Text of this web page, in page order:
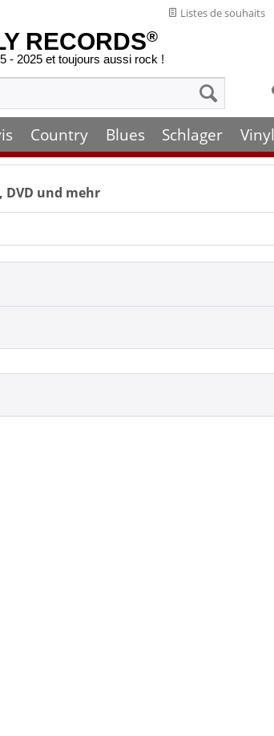
Listes de souhaits
RECORDS®
- 2025 et toujours aussi rock !
Country Blues Schlager Vinyl
DVD und mehr